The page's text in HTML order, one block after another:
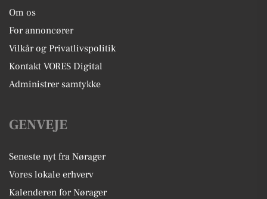
Om os
For annoncører
Vilkår og Privatlivspolitik
Kontakt VORES Digital
Administrer samtykke
GENVEJE
Seneste nyt fra Nørager
Vores lokale erhverv
Kalenderen for Nørager